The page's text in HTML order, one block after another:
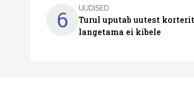
6 UUDISED
Turul uputab uutest
langetama ei kibele